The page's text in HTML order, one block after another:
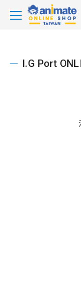
I.G Port